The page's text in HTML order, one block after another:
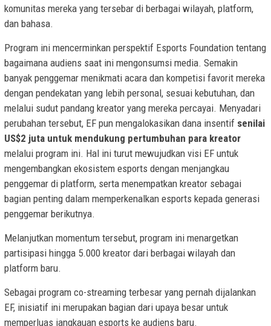
komunitas mereka yang tersebar di berbagai wilayah, platform,
dan bahasa.
Program ini mencerminkan perspektif Esports Foundation tentang
bagaimana audiens saat ini mengonsumsi media. Semakin
banyak penggemar menikmati acara dan kompetisi favorit mereka
dengan pendekatan yang lebih personal, sesuai kebutuhan, dan
melalui sudut pandang kreator yang mereka percayai. Menyadari
perubahan tersebut, EF pun mengalokasikan dana insentif senilai
US$2 juta untuk mendukung pertumbuhan para kreator
melalui program ini. Hal ini turut mewujudkan visi EF untuk
mengembangkan ekosistem esports dengan menjangkau
penggemar di platform, serta menempatkan kreator sebagai
bagian penting dalam memperkenalkan esports kepada generasi
penggemar berikutnya.
Melanjutkan momentum tersebut, program ini menargetkan
partisipasi hingga 5.000 kreator dari berbagai wilayah dan
platform baru.
Sebagai program co-streaming terbesar yang pernah dijalankan
EF, inisiatif ini merupakan bagian dari upaya besar untuk
memperluas jangkauan esports ke audiens baru.